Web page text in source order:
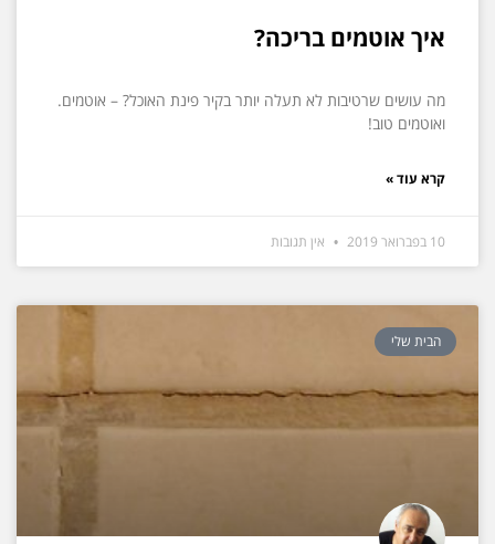
איך אוטמים בריכה?
מה עושים שרטיבות לא תעלה יותר בקיר פינת האוכל? – אוטמים.
ואוטמים טוב!
קרא עוד »
10 בפברואר 2019 אין תגובות
הבית שלי